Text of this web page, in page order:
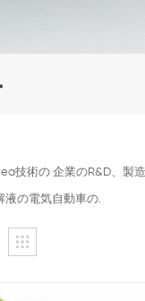
技術の 企業のR&D、製
液の電気自動車の.